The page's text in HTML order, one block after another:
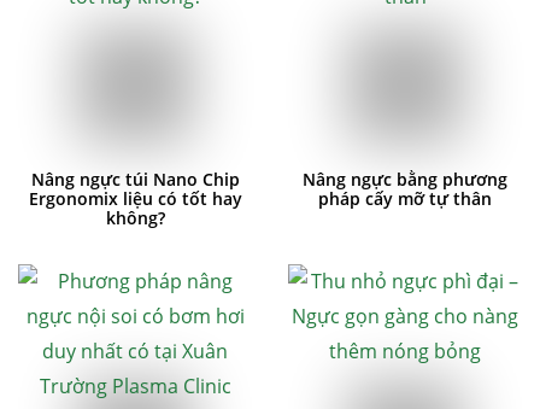
Nâng ngực túi Nano Chip
Ergonomix liệu có tốt hay
không?
Nâng ngực bằng phương
pháp cấy mỡ tự thân